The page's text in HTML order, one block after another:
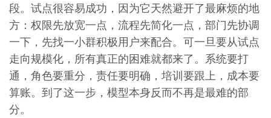
段。试点很容易成功，因为它天然避开了最麻烦的地
方：权限先放宽一点，流程先简化一点，部门先协调
一下，先找一小群积极用户来配合。可一旦要从试点
走向规模化，所有真正的困难就都来了。系统要打
通，角色要重分，责任要明确，培训要跟上，成本要
算账。到了这一步，模型本身反而不再是最难的部
分。